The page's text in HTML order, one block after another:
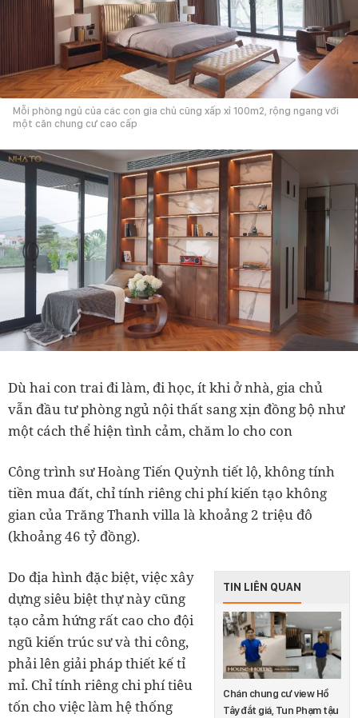
Mỗi phòng ngủ của các con gia chủ cũng xấp xỉ 100m2, rộng ngang với
một căn chung cư cao cấp
Dù hai con trai đi làm, đi học, ít khi ở nhà, gia chủ
vẫn đầu tư phòng ngủ nội thất sang xịn đồng bộ như
một cách thể hiện tình cảm, chăm lo cho con
Công trình sư Hoàng Tiến Quỳnh tiết lộ, không tính
tiền mua đất, chỉ tính riêng chi phí kiến tạo không
gian của Trăng Thanh villa là khoảng 2 triệu đô
(khoảng 46 tỷ đồng).
TIN LIÊN QUAN
Chán chung cư view Hồ
Tây đắt giá, Tun Phạm tậu
Do địa hình đặc biệt, việc xây
dựng siêu biệt thự này cũng
tạo cảm hứng rất cao cho đội
ngũ kiến trúc sư và thi công,
phải lên giải pháp thiết kế tỉ
mỉ. Chỉ tính riêng chi phí tiêu
tốn cho việc làm hệ thống